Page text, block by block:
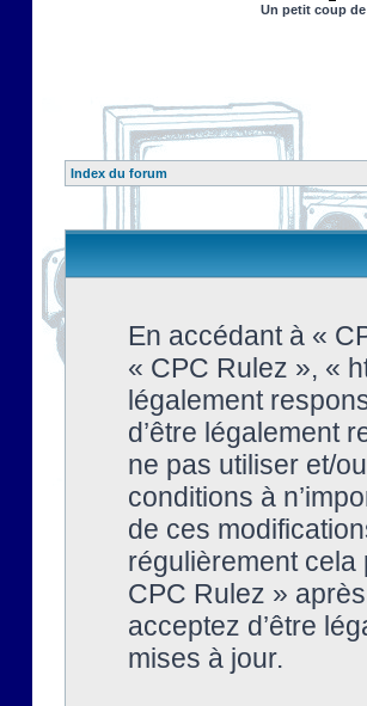
Un petit coup
Index du forum
En accédant à «
« CPC Rulez », «
légalement
d’être légalement
ne pas utiliser et/
conditions à
de ces
régulièrement
CPC Rulez »
acceptez d’être
mises à jour.